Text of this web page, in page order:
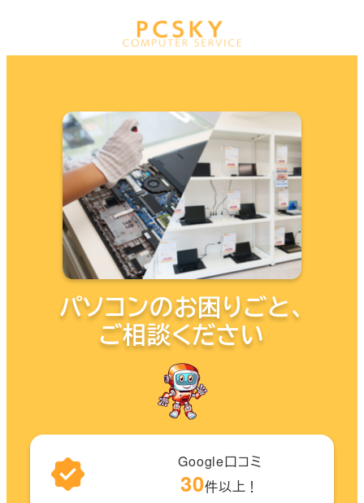
パソコンのお困りごと、
ご相談ください
Google口コミ
30件以上！